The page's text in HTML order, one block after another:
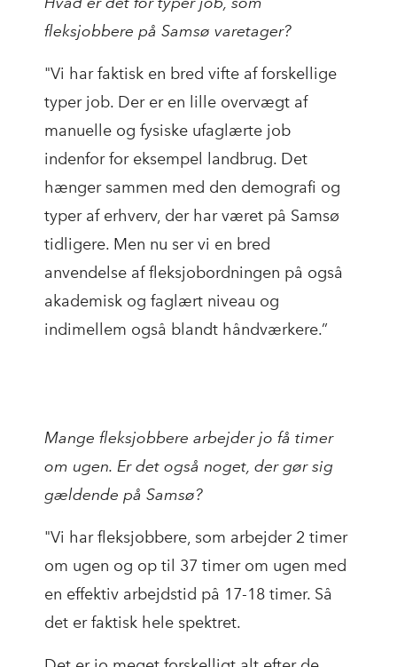
fleksjobbere på Samsø varetager?
"Vi har faktisk en bred vifte af forskellige
typer job. Der er en lille overvægt af
manuelle og fysiske ufaglærte job
indenfor for eksempel landbrug. Det
hænger sammen med den demografi og
typer af erhverv, der har været på Samsø
tidligere. Men nu ser vi en bred
anvendelse af fleksjobordningen på også
akademisk og faglært niveau og
indimellem også blandt håndværkere.”
Mange fleksjobbere arbejder jo få timer
om ugen. Er det også noget, der gør sig
gældende på Samsø?
"Vi har fleksjobbere, som arbejder 2 timer
om ugen og op til 37 timer om ugen med
en effektiv arbejdstid på 17-18 timer. Så
det er faktisk hele spektret.